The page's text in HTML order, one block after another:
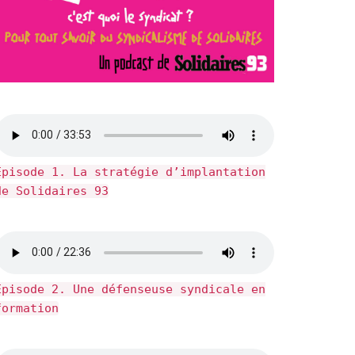
1. La stratégie d’implantation
Solidaires 93
2. Une défenseuse syndicale en